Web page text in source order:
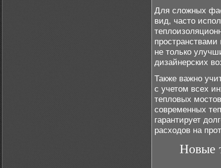
Для сложных
вид, часто
не только
дизайнерских
Также важно
с учетом всех
тепловых
современных
гарантирует
расходов на
Новые